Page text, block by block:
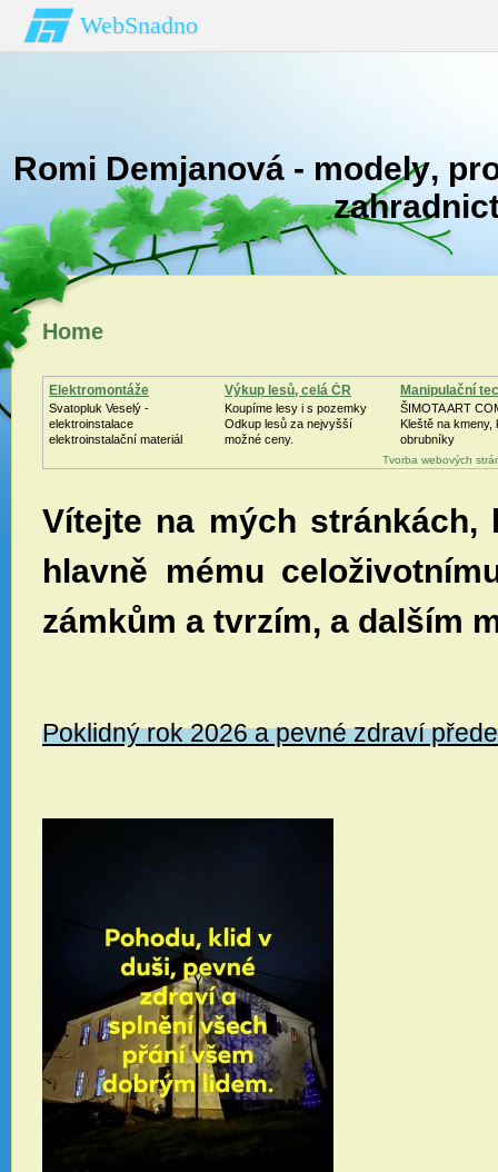
WebSnadno
Romi Demjanová - modely‚
Home
Elektromontáže
Svatopluk Veselý -
elektroinstalace
elektroinstalační materiál
Výkup lesů, celá ČR
Koupíme lesy i s pozemky
Odkup lesů za nejvyšší
možné ceny.
Manipulační
ŠIMOTA ART
Kleště na kmeny,
obrubníky
Tvorba webových
Vítejte na mých stránkách,
hlavně mému
zámkům a tvrzím, a dalším
Poklidný rok 2026 a pevné zdraví